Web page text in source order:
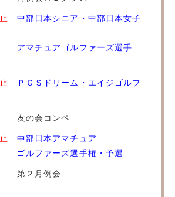
中部日本シニア・中部日本女子
ゴルファーズ選手
ＰＧＳドリーム・エイジゴルフ
友の会コンペ
中部日本アマチュア
ルファーズ選手権・予選
第２月例会